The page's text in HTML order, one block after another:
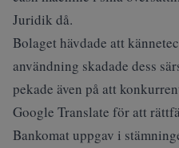
Juridik då.
Bolaget hävdade att
användning skadade dess
pekade även på att
Google Translate för att
Bankomat uppgav i